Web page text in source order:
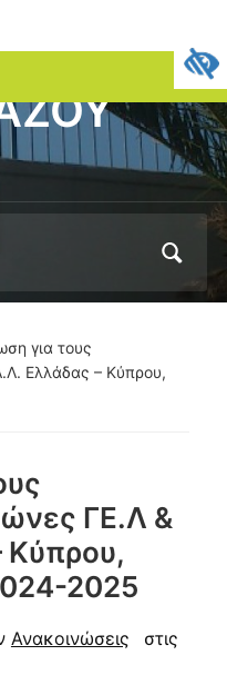
για τους
Ελλάδας – Κύπρου,
ΓΕ.Λ &
2025
Ανακοινώσεις στις